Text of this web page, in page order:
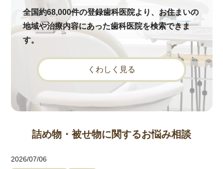
全国約68,000件の登録歯科医院より、お住まいの
地域や治療内容にあった歯科医院を検索できま
す。
くわしく見る
詰め物・被せ物に関するお悩み相談
2026/07/06